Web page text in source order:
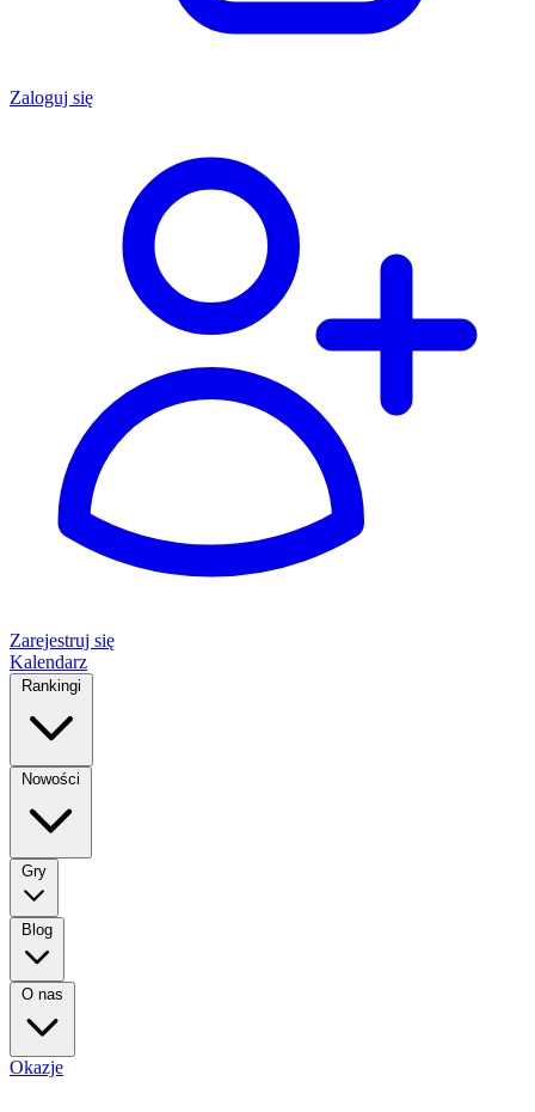
Zaloguj się
Zarejestruj się
Kalendarz
Rankingi
Nowości
Gry
Blog
O nas
Okazje